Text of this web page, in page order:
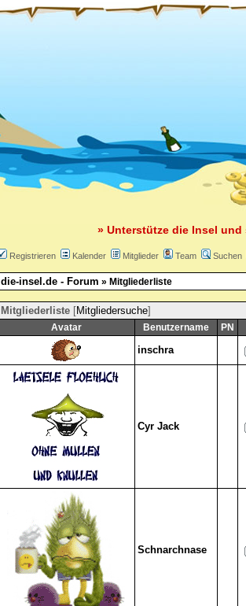
» Unterstütze die Insel
Registrieren Kalender Mitglieder Team Suchen
die-insel.de - Forum » Mitgliederliste
Mitgliederliste[Mitgliedersuche]
Avatar Benutzername PN
inschra
Cyr Jack
Schnarchnase